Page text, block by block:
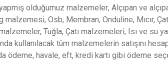
yapmış olduğumuz malzemeler; Alçıpan ve
malzemesi, Osb, Membran, Onduline, Mıcır,
Tuğla, Çatı malzemeleri, Isı ve su
kullanılacak tüm malzemelerin satışını
ödeme, havale, eft, kredi kartı gibi ödeme